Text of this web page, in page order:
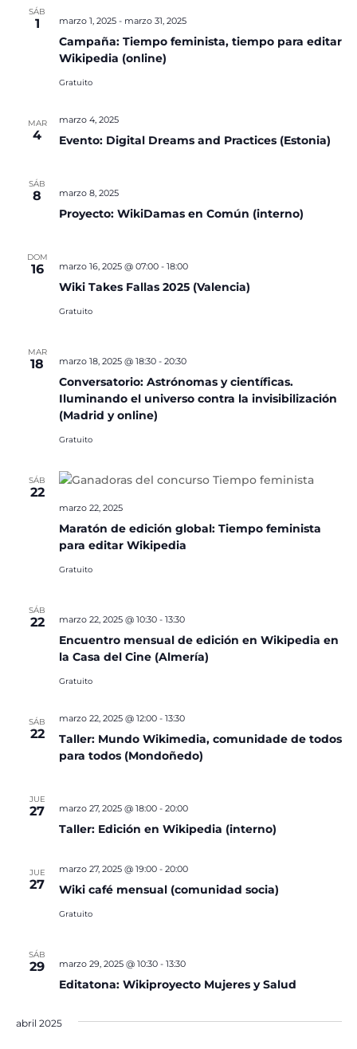
SÁB
1
Campaña: Tiempo feminista, tiempo para editar
Wikipedia (online)
marzo 1, 2025- marzo 31, 2025
Gratuito
MAR
4 Evento: Digital Dreams and Practices (Estonia)
marzo 4, 2025
SÁB
8
Proyecto: WikiDamas en Común (interno)
marzo 8, 2025
DOM
16
Wiki Takes Fallas 2025 (Valencia)
marzo 16, 2025 @ 07:00- 18:00
Gratuito
MAR
18
Conversatorio: Astrónomas y científicas.
Iluminando el universo contra la invisibilización
(Madrid y online)
marzo 18, 2025 @ 18:30- 20:30
Gratuito
SÁB
22
Maratón de edición global: Tiempo feminista
para editar Wikipedia
marzo 22, 2025
Gratuito
SÁB
22
Encuentro mensual de edición en Wikipedia en
la Casa del Cine (Almería)
marzo 22, 2025 @ 10:30- 13:30
Gratuito
SÁB
22
Taller: Mundo Wikimedia, comunidade de todos
para todos (Mondoñedo)
marzo 22, 2025 @ 12:00- 13:30
JUE
27
Taller: Edición en Wikipedia (interno)
marzo 27, 2025 @ 18:00- 20:00
JUE
27 Wiki café mensual (comunidad socia)
marzo 27, 2025 @ 19:00- 20:00
Gratuito
SÁB
29
Editatona: Wikiproyecto Mujeres y Salud
marzo 29, 2025 @ 10:30- 13:30
abril 2025